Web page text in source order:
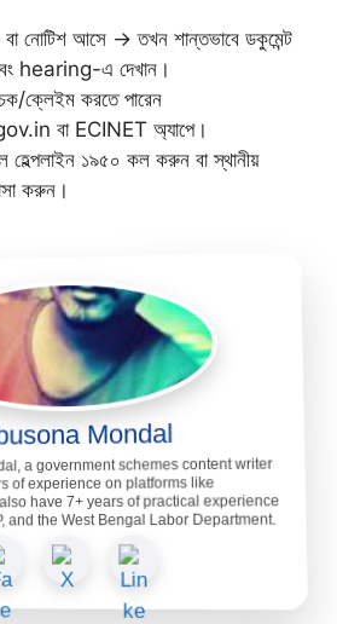
বা নোটিশ আসে → তখন শান্তভাবে ডকুমেন্ট
hearing-এ দেখান।
ক্লেইম করতে পারেন
বা ECINET অ্যাপে।
হেল্পলাইন ১৯৫০ কল করুন বা স্থানীয়
করুন।
Mondal
a government schemes content writer
of experience on platforms like
have 7+ years of practical experience
and the West Bengal Labor Department.